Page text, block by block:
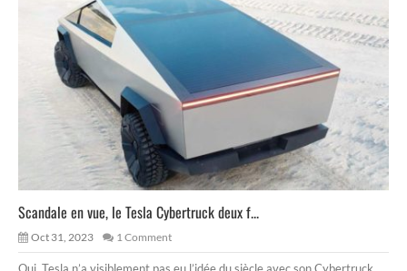
Scandale en vue, le Tesla Cybertruck deux f...
Oct 31, 2023 1 Comment
Oui, Tesla n’a visiblement pas eu l’idée du siècle avec son Cybertruck,